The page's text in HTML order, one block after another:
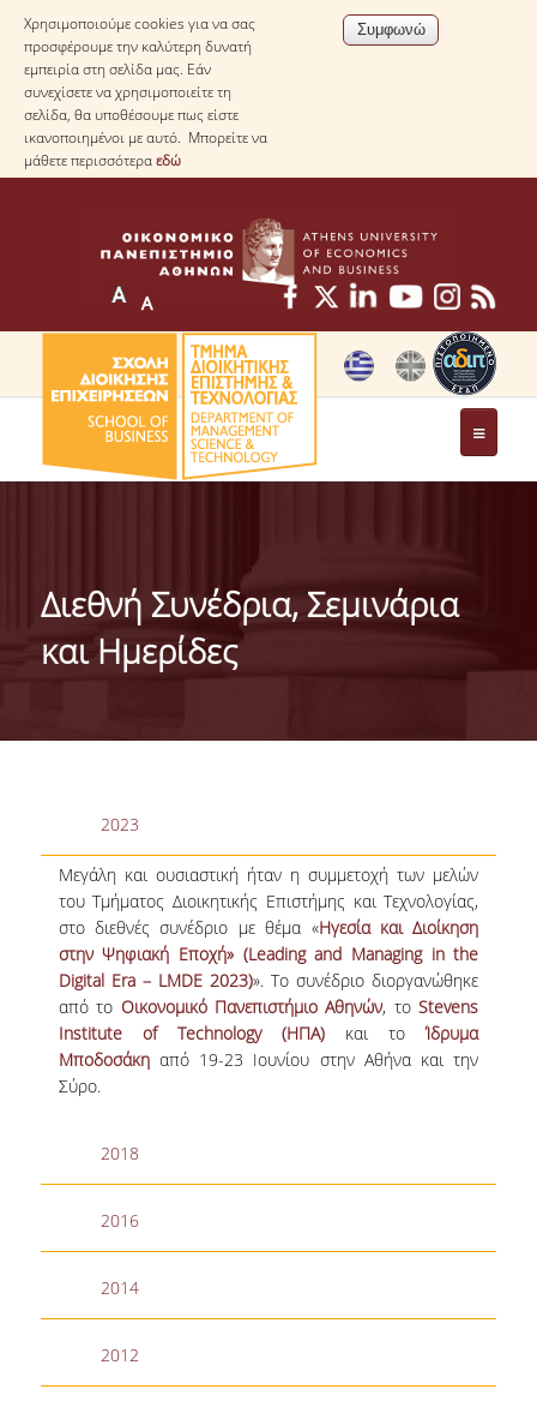
Χρησιμοποιούμε cookies για να σας
προσφέρουμε την καλύτερη δυνατή
εμπειρία στη σελίδα μας. Εάν
συνεχίσετε να χρησιμοποιείτε τη
σελίδα, θα υποθέσουμε πως είστε
ικανοποιημένοι με αυτό. Μπορείτε να
μάθετε περισσότεραεδώ
ΤΟ ΤΜΗΜΑ
ΤΑΥΤΟΤΗΤΑ ΤΟΥ ΤΜΗΜΑΤΟΣ
ΑΠΟΣΤΟΛΗ ΤΟΥ ΤΜΗΜΑΤΟΣ
ΔΙΟΙΚΗΣΗ ΤΟΥ ΤΜΗΜΑΤΟΣ
TESTIMONIALS ΔΙΑΚΡΙΣΕΩΝ
ΕΠΑΓΓΕΛΜΑΤΙΚΕΣ ΠΡΟΟΠΤΙΚΕΣ
ΓΙΑ ΜΑΘΗΤΕΣ ΛΥΚΕΙΟΥ
ΠΡΟΓΡΑΜΜΑ ΥΠΟΤΡΟΦΙΩΝ
ΚΡΙΤΗΡΙΑ ΚΑΙ ΔΙΑΔΙΚΑΣΙΑ ΕΠΙΛΟΓΗΣ
ΕΡΓΑΣΤΗΡΙΑΚΗ ΥΠΟΔΟΜΗ
ΒΡΑΒΕΙΑ ΕΞΑΙΡΕΤΙΚΗΣ ΕΠΙΔΟΣΗΣ ΣΤΗ
ΔΙΔΑΣΚΑΛΙΑ
ΑΝΘΡΩΠΙΝΟ ΔΥΝΑΜΙΚΟ
ΠΡΟΣΩΠΙΚΟ ΤΟΥ ΤΜΗΜΑΤΟΣ
Διεθνή Συνέδρια, Σεμινάρια
και Ημερίδες
2023
Μεγάλη και ουσιαστική ήταν η συμμετοχή των μελών
του Τμήματος Διοικητικής Επιστήμης και Τεχνολογίας,
στο διεθνές συνέδριο με θέμα «Ηγεσία και Διοίκηση
στην Ψηφιακή Εποχή» (Leading and Managing in the
Digital Era – LMDE 2023)». Το συνέδριο διοργανώθηκε
από το Οικονομικό Πανεπιστήμιο Αθηνών, τοStevens
Institute of Technology (ΗΠΑ) και τοΊδρυμα
Μποδοσάκηαπό 19-23 Ιουνίου στην Αθήνα και την
Σύρο.
2018
2016
2014
2012